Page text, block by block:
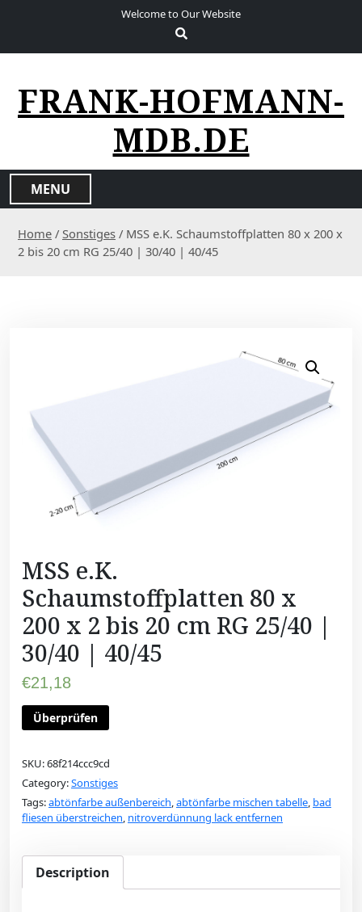
Welcome to Our Website
FRANK-HOFMANN-
MDB.DE
MENU
Home / Sonstiges / MSS e.K. Schaumstoffplatten 80 x 200 x
2 bis 20 cm RG 25/40 | 30/40 | 40/45
MSS e.K.
Schaumstoffplatten 80 x
200 x 2 bis 20 cm RG 25/40 |
30/40 | 40/45
€21,18
Überprüfen
SKU:68f214ccc9cd
Category:Sonstiges
Tags:abtönfarbe außenbereich,abtönfarbe mischen tabelle, bad
fliesen überstreichen, nitroverdünnung lack entfernen
Description